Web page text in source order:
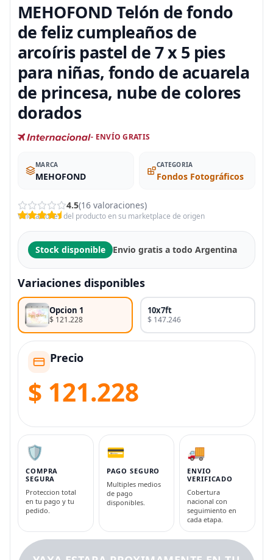
MEHOFOND Telón de fondo
de feliz cumpleaños de
arcoíris pastel de 7 x 5 pies
para niñas, fondo de acuarela
de princesa, nube de colores
dorados
- ENVÍO GRATIS
MARCA
MEHOFOND
CATEGORIA
Fondos Fotográficos
4.5(16 valoraciones)
Valoraciones del producto en su marketplace de origen
Stock disponible Envio gratis a todo Argentina
Variaciones disponibles
Opcion 1
$ 121.228
10x7ft
$ 147.246
Precio
$ 121.228
🛡️
COMPRA
SEGURA
Proteccion total
en tu pago y tu
pedido.
💳
PAGO SEGURO
Multiples medios
de pago
disponibles.
🚚
ENVIO
VERIFICADO
Cobertura
nacional con
seguimiento en
cada etapa.